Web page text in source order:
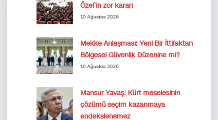
Özel’in zor kararı
10 Ağustos 2026
Mekke Anlaşması: Yeni Bir İttifaktan
Bölgesel Güvenlik Düzenine mi?
10 Ağustos 2026
Mansur Yavaş: Kürt meselesinin
çözümü seçim kazanmaya
endekslenemez